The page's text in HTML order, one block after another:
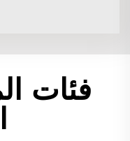
فئات